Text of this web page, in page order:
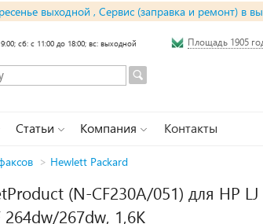
выходной , Сервис (заправка и ремонт) в
сб: с 11:00 до 18:00; вс: выходной Площадь 1905
Статьи Компания Контакты
> Hewlett Packard
(N-CF230A/051) для HP
267dw, 1,6K